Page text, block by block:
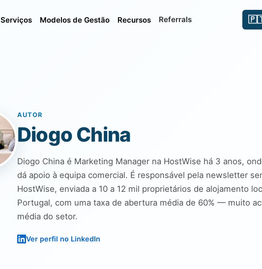
Serviços Modelos de Gestão Recursos Referrals
AUTOR
Diogo China
Diogo China é Marketing Manager na HostWise há 3 anos,
dá apoio à equipa comercial. É responsável pela newsletter
HostWise, enviada a 10 a 12 mil proprietários de alojamento
Portugal, com uma taxa de abertura média de 60% — muito
média do setor.
Ver perfil no LinkedIn